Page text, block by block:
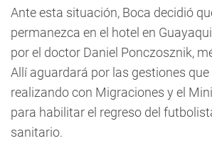
Ante esta situación, Boca decidió
permanezca en el hotel en
por el doctor Daniel Ponczosznik,
Allí aguardará por las gestiones que
realizando con Migraciones y el
para habilitar el regreso del
sanitario.